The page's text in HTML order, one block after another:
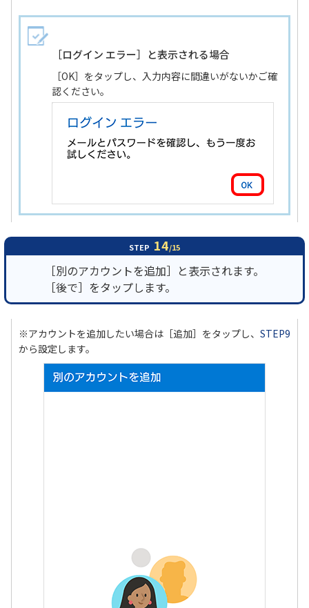
［ログイン エラー］と表示される場合
［OK］をタップし、入力内容に間違いがないかご確
認ください。
STEP 14/15
［別のアカウントを追加］と表示されます。
［後で］をタップします。
※アカウントを追加したい場合は［追加］をタップし、 STEP9
から設定します。